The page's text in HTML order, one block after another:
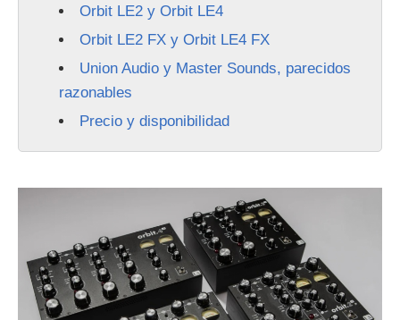
Orbit LE2 y Orbit LE4
Orbit LE2 FX y Orbit LE4 FX
Union Audio y Master Sounds, parecidos
razonables
Precio y disponibilidad